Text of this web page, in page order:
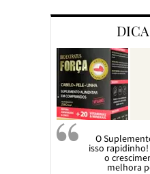
O
isso
o
melhora